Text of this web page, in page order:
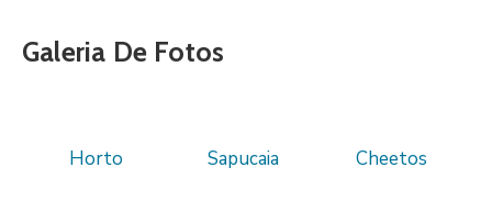
Galeria De Fotos
Horto Sapucaia Cheetos